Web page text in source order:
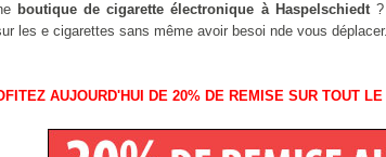
boutique de cigarette électronique à Haspelschiedt?
les e cigarettes sans même avoir besoi nde vous déplacer.
AUJOURD'HUI DE 20% DE REMISE SUR TOUT